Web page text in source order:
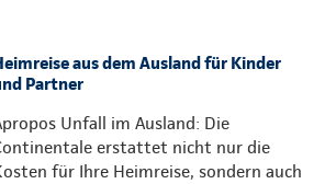
aus dem Ausland für Kinder
Partner
Unfall im Ausland: Die
erstattet nicht nur die
für Ihre Heimreise, sondern auch